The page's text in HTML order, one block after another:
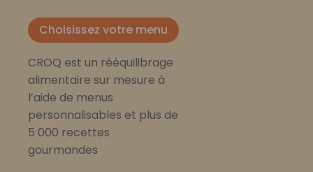
Choisissez votre menu
CROQ est un rééquilibrage
alimentaire sur mesure à
l’aide de menus
personnalisables et plus de
5 000 recettes
gourmandes